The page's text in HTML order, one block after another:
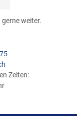
weiter.
Zeiten: